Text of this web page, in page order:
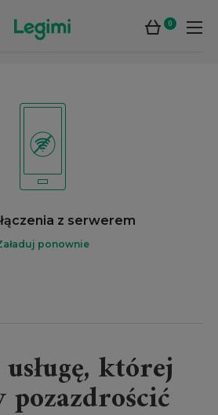
0
z serwerem
ponownie
której
pozazdrościć